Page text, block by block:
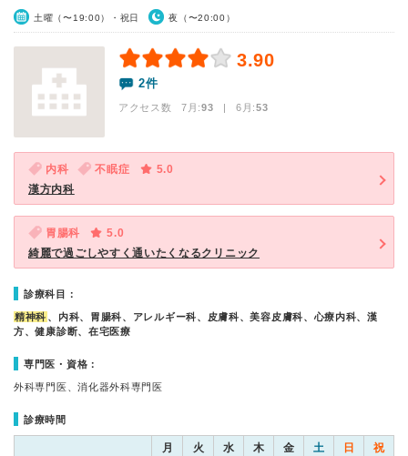
土曜（〜19:00）・祝日 夜（〜20:00）
3.90
2件
アクセス数 7月:93 | 6月:53
内科 不眠症
5.0
漢方内科
胃腸科
5.0
綺麗で過ごしやすく通いたくなるクリニック
診療科目：
精神科 、内科、胃腸科、アレルギー科、皮膚科、美容皮膚科、心療内科、漢
方、健康診断、在宅医療
専門医・資格：
外科専門医、消化器外科専門医
診療時間
月 火 水 木 金 土 日 祝